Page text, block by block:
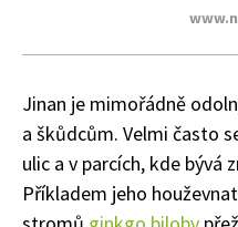
Jinan je mimořádně
a škůdcům. Velmi často
ulic a v parcích, kde bývá
Příkladem jeho